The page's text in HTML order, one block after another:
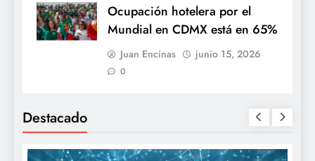
Ocupación hotelera por el
Mundial en CDMX está en 65%
Juan Encinas junio 15, 2026
0
Destacado